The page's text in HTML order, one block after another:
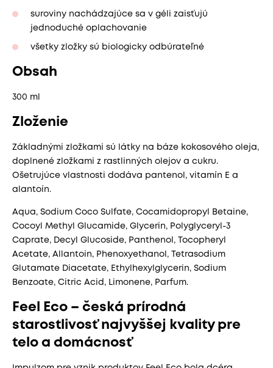
suroviny nachádzajúce sa v géli zaisťujú
jednoduché oplachovanie
všetky zložky sú biologicky odbúrateľné
Obsah
300 ml
Zloženie
Základnými zložkami sú látky na báze kokosového oleja,
doplnené zložkami z rastlinných olejov a cukru.
Ošetrujúce vlastnosti dodáva pantenol, vitamín E a
alantoín.
Aqua, Sodium Coco Sulfate, Cocamidopropyl Betaine,
Cocoyl Methyl Glucamide, Glycerin, Polyglyceryl-3
Caprate, Decyl Glucoside, Panthenol, Tocopheryl
Acetate, Allantoin, Phenoxyethanol, Tetrasodium
Glutamate Diacetate, Ethylhexylglycerin, Sodium
Benzoate, Citric Acid, Limonene, Parfum.
Feel Eco – česká prírodná
starostlivosť najvyššej kvality pre
telo a domácnosť